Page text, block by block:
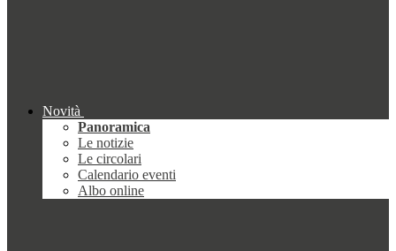
Novità
Panoramica
Le notizie
Le circolari
Calendario eventi
Albo online